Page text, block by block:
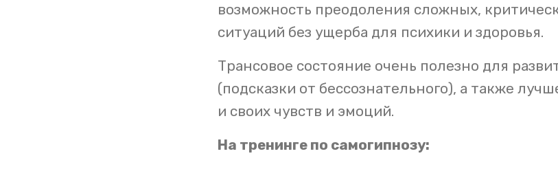
возможность преодоления сложных,
ситуаций без ущерба для психики и здоровья.
Трансовое состояние очень полезно для
(подсказки от бессознательного), а также
и своих чувств и эмоций.
На тренинге по самогипнозу: